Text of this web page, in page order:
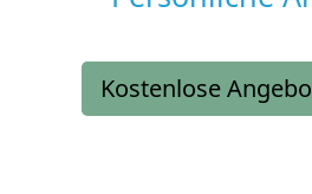
Kostenlose